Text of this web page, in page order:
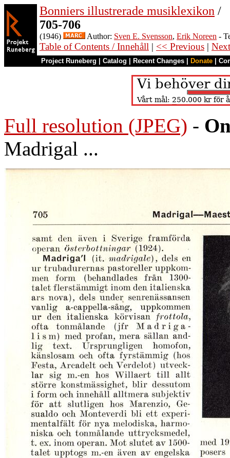
Bonniers illustrerade musiklexikon /
705-706
(1946) Author: Sven E. Svensson, Erik Noreen -
Table of Contents / Innehåll | << Previous |
Project Runeberg Catalog Recent Changes Donate
Full resolution (JPEG) -
Madrigal ...